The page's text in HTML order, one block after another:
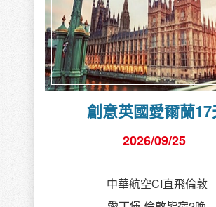
創意英國愛爾蘭17
2026/09/25
中華航空CI直飛倫敦